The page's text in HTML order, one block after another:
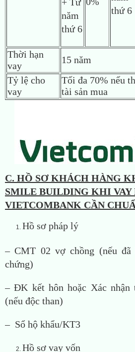
năm
thứ 6
thứ 6
Thời hạn
vay
15 năm
Tỷ lệ cho
vay
Tối đa 70% nếu
tài sản mua
C. HỒ SƠ KHÁCH HÀNG
SMILE BUILDING KHI VAY
VIETCOMBANK CẦN
Hồ sơ pháp lý
– CMT 02 vợ chồng (nếu đã
chứng)
– ĐK kết hôn hoặc Xác nhận
(nếu độc than)
– Sổ hộ khẩu/KT3
Hồ sơ vay vốn